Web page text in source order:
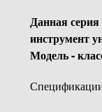
Данная
инструмент
Модель -